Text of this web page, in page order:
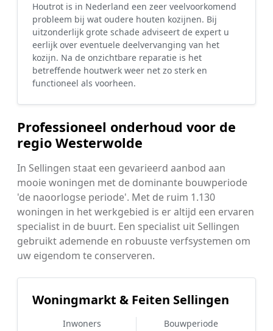
Houtrot is in Nederland een zeer veelvoorkomend
probleem bij wat oudere houten kozijnen. Bij
uitzonderlijk grote schade adviseert de expert u
eerlijk over eventuele deelvervanging van het
kozijn. Na de onzichtbare reparatie is het
betreffende houtwerk weer net zo sterk en
functioneel als voorheen.
Professioneel onderhoud voor de
regio Westerwolde
In Sellingen staat een gevarieerd aanbod aan
mooie woningen met de dominante bouwperiode
'de naoorlogse periode'. Met de ruim 1.130
woningen in het werkgebied is er altijd een ervaren
specialist in de buurt. Een specialist uit Sellingen
gebruikt ademende en robuuste verfsystemen om
uw eigendom te conserveren.
Woningmarkt & Feiten Sellingen
Inwoners Bouwperiode